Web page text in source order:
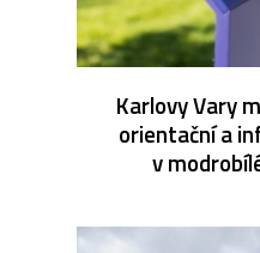
Karlovy Vary
orientační a
v